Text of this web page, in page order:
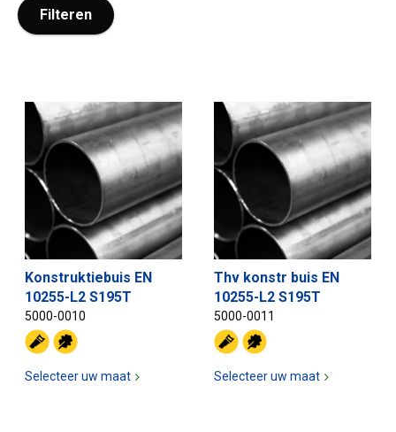
Filteren
Konstruktiebuis EN
10255-L2 S195T
5000-0010
Selecteer uw maat
Thv konstr buis EN
10255-L2 S195T
5000-0011
Selecteer uw maat